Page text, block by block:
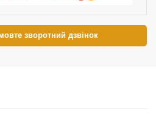
зворотний дзвінок